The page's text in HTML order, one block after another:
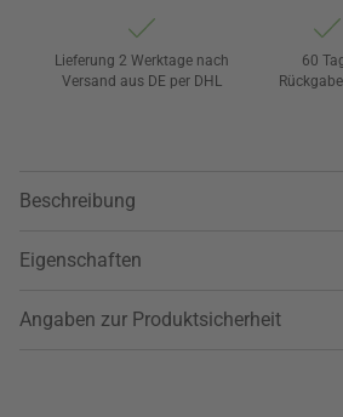
Lieferung 2 Werktage nach
Versand aus DE per DHL
60
Beschreibung
Eigenschaften
Angaben zur Produktsicherheit